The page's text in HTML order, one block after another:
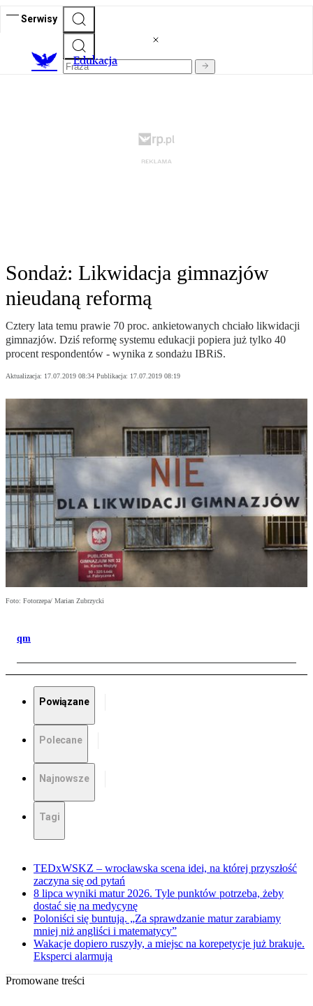
Serwisy
Edukacja
Sondaż: Likwidacja gimnazjów
nieudaną reformą
Cztery lata temu prawie 70 proc. ankietowanych chciało likwidacji
gimnazjów. Dziś reformę systemu edukacji popiera już tylko 40
procent respondentów - wynika z sondażu IBRiS.
Aktualizacja: 17.07.2019 08:34 Publikacja: 17.07.2019 08:19
Foto: Fotorzepa/ Marian Zubrzycki
qm
Powiązane
Polecane
Najnowsze
Tagi
TEDxWSKZ – wrocławska scena idei, na której przyszłość
zaczyna się od pytań
8 lipca wyniki matur 2026. Tyle punktów potrzeba, żeby
dostać się na medycynę
Poloniści się buntują. „Za sprawdzanie matur zarabiamy
mniej niż angliści i matematycy”
Wakacje dopiero ruszyły, a miejsc na korepetycje już brakuje.
Eksperci alarmują
Promowane treści